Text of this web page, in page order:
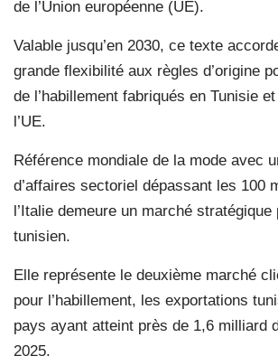
de l’Union européenne (UE).
Valable jusqu’en 2030, ce texte
grande flexibilité aux règles d’origine
de l’habillement fabriqués en Tunisie
l’UE.
Référence mondiale de la mode avec
d’affaires sectoriel dépassant les 100
l’Italie demeure un marché
tunisien.
Elle représente le deuxième marché
pour l’habillement, les exportations
pays ayant atteint près de 1,6 milliard
2025.